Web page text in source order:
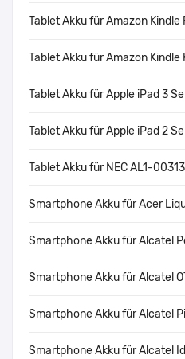
Tablet Akku für Amazon Kindle
Tablet Akku für Amazon Kindle
Tablet Akku für Apple iPad 3
Tablet Akku für Apple iPad 2
Tablet Akku für NEC AL1-
Smartphone Akku für Acer
Smartphone Akku für Alcatel
Smartphone Akku für Alcatel
Smartphone Akku für Alcatel
Smartphone Akku für Alcatel